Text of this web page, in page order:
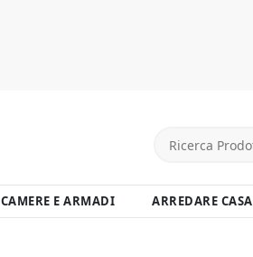
CAMERE E ARMADI ARREDARE CASA